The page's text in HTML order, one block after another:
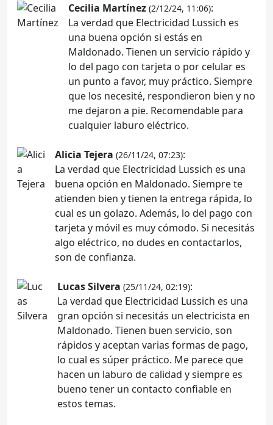
Cecilia Martínez (2/12/24, 11:06):
La verdad que Electricidad Lussich es
una buena opción si estás en
Maldonado. Tienen un servicio rápido y
lo del pago con tarjeta o por celular es
un punto a favor, muy práctico. Siempre
que los necesité, respondieron bien y no
me dejaron a pie. Recomendable para
cualquier laburo eléctrico.
Alicia Tejera (26/11/24, 07:23):
La verdad que Electricidad Lussich es una
buena opción en Maldonado. Siempre te
atienden bien y tienen la entrega rápida, lo
cual es un golazo. Además, lo del pago con
tarjeta y móvil es muy cómodo. Si necesitás
algo eléctrico, no dudes en contactarlos,
son de confianza.
Lucas Silvera (25/11/24, 02:19):
La verdad que Electricidad Lussich es una
gran opción si necesitás un electricista en
Maldonado. Tienen buen servicio, son
rápidos y aceptan varias formas de pago,
lo cual es súper práctico. Me parece que
hacen un laburo de calidad y siempre es
bueno tener un contacto confiable en
estos temas.